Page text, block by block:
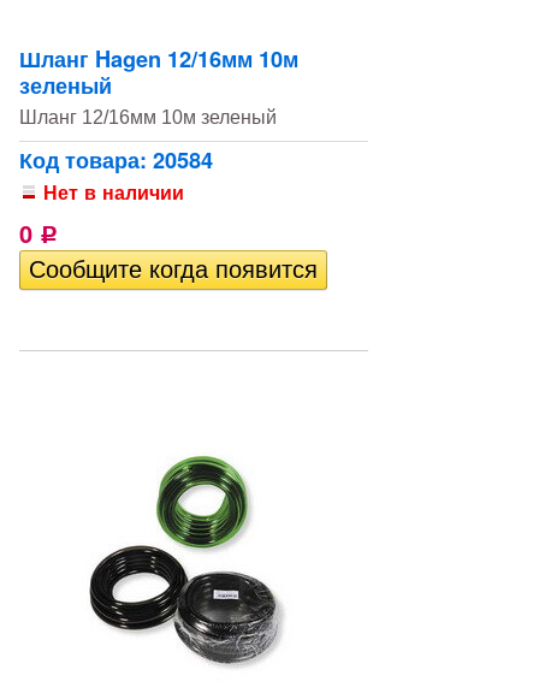
Шланг Hagen 12/16мм 10м
зеленый
Шланг 12/16мм 10м зеленый
Код товара: 20584
Нет в наличии
0 Р